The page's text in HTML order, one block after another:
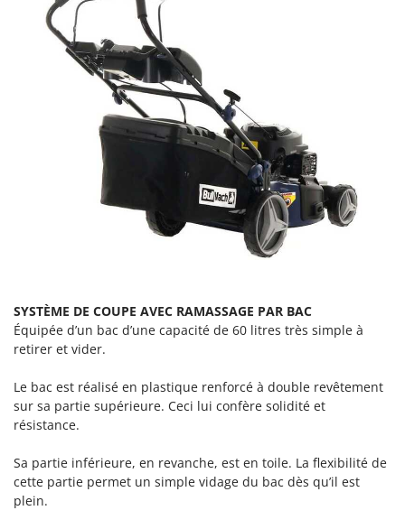
Rato
Reber
Redback
Resto Italia
Ribimex
Ripartrak
River Systems
Royal Food
Ryobi
S
S.T.P.
Santos
Schnitzer
SYSTÈME DE COUPE AVEC RAMASSAGE PAR BAC
Équipée d’un bac d’une capacité de 60 litres très simple à
retirer et vider.
Le bac est réalisé en plastique renforcé à double revêtement
sur sa partie supérieure. Ceci lui confère solidité et
résistance.
Sa partie inférieure, en revanche, est en toile. La flexibilité de
cette partie permet un simple vidage du bac dès qu’il est
plein.